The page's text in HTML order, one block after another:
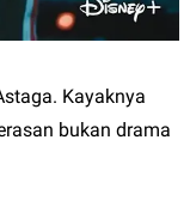
Kayaknya
bukan drama